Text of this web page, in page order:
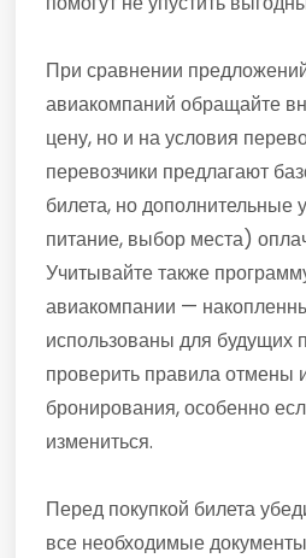
При сравнении
авиакомпаний обращайте
цену, но и на условия
перевозчики предлагают
билета, но дополнительные
питание, выбор места)
Учитывайте также
авиакомпании —
использованы для будущих
проверить правила отмены
бронирования, особенно
измениться.
Перед покупкой билета
все необходимые